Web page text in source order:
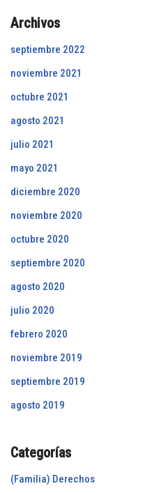
Archivos
septiembre 2022
noviembre 2021
octubre 2021
agosto 2021
julio 2021
mayo 2021
diciembre 2020
noviembre 2020
octubre 2020
septiembre 2020
agosto 2020
julio 2020
febrero 2020
noviembre 2019
septiembre 2019
agosto 2019
Categorías
(Familia) Derechos